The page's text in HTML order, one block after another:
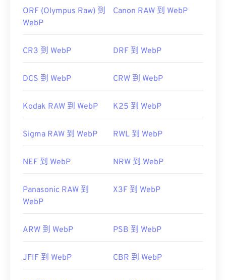
ORF (Olympus Raw) 到
WebP
Canon RAW 到 WebP
CR3 到 WebP DRF 到 WebP
DCS 到 WebP CRW 到 WebP
Kodak RAW 到 WebP K25 到 WebP
Sigma RAW 到 WebP RWL 到 WebP
NEF 到 WebP NRW 到 WebP
Panasonic RAW 到
WebP
X3F 到 WebP
ARW 到 WebP PSB 到 WebP
JFIF 到 WebP CBR 到 WebP